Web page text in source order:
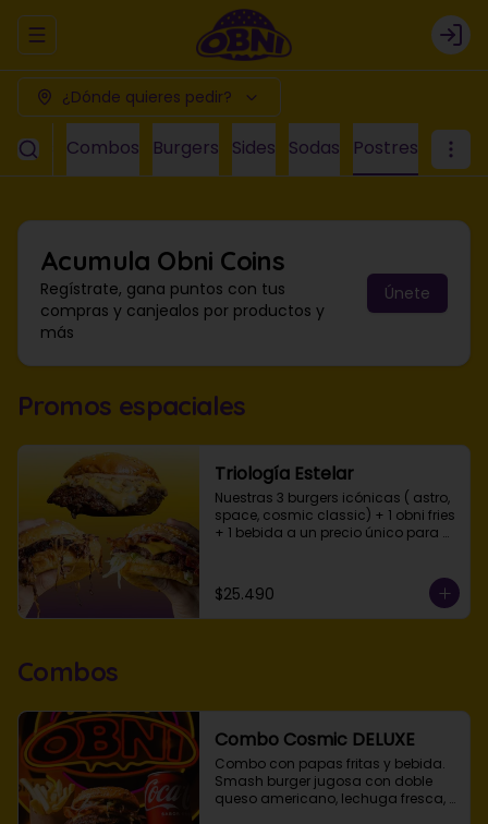
Abrir menu de navegación Login
¿Dónde quieres pedir?
Combos Burgers Sides Sodas Postres
Acumula Obni Coins
Regístrate, gana puntos con tus
compras y canjealos por productos y
más
Únete
Promos espaciales
Triología Estelar
Nuestras 3 burgers icónicas ( astro,
space, cosmic classic) + 1 obni fries
+ 1 bebida a un precio único para
$25.490
Combos
Combo Cosmic DELUXE
Combo con papas fritas y bebida.
Smash burger jugosa con doble
queso americano, lechuga fresca,